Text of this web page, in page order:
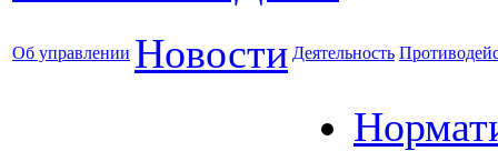
Об управлении Новости Деятельность